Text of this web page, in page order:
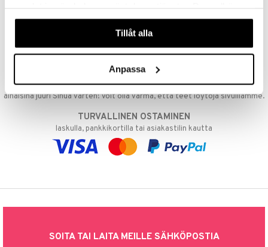
våra cookies vid fortsatt användande av vår webbplats.
Tillåt alla
Anpassa
NOPEAT TOIMITUKSET
päivänä
EDULLISET HINNAT
Ostamalla suuria eriä tuotteita varastoomme voimme pitää hinnat
alhaisina juuri Sinua varten! Voit olla varma, että teet löytöjä sivuillamme.
TURVALLINEN OSTAMINEN
laskulla, pankkikortilla tai asiakastilin kautta
SOITA TAI LAITA MEILLE SÄHKÖPOSTIA